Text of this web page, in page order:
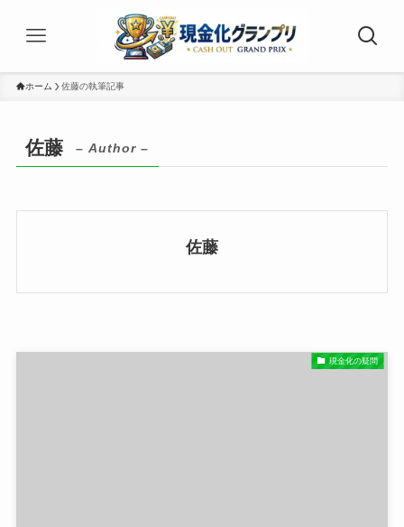
ホーム 佐藤の執筆記事
佐藤 – Author –
佐藤
現金化の疑問